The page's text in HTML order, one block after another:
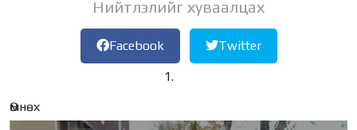
Нийтлэлийг хуваалцах
Facebook Twitter
Өмнөх